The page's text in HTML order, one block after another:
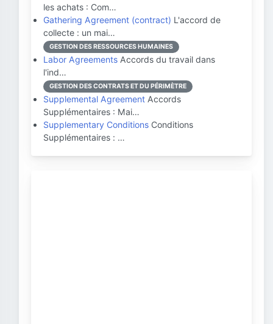
les achats : Com…
Gathering Agreement (contract) L'accord de
collecte : un mai…
GESTION DES RESSOURCES HUMAINES
Labor Agreements Accords du travail dans
l'ind…
GESTION DES CONTRATS ET DU PÉRIMÈTRE
Supplemental Agreement Accords
Supplémentaires : Mai…
Supplementary Conditions Conditions
Supplémentaires : …